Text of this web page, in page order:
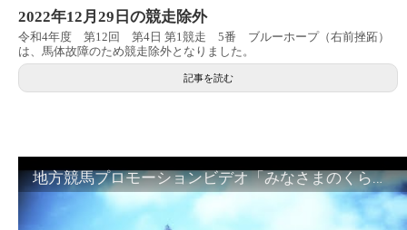
2022年12月29日の競走除外
令和4年度 第12回 第4日 第1競走 5番 ブルーホープ（右前挫跖）
は、馬体故障のため競走除外となりました。
記事を読む
地方競馬プロモーションビデオ「みなさまのくらしのために」30秒篇｜NAR公式